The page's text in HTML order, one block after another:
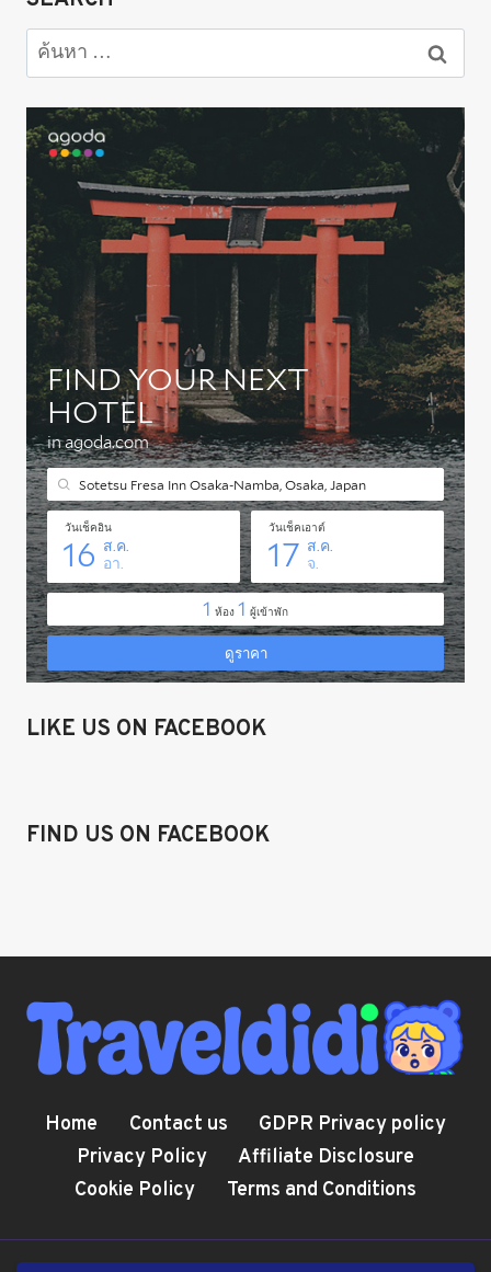
ค้นหา
สำหรับ:
LIKE US ON FACEBOOK
FIND US ON FACEBOOK
Home Contact us
GDPR Privacy policy
Privacy Policy
Affiliate Disclosure
Cookie Policy
Terms and Conditions